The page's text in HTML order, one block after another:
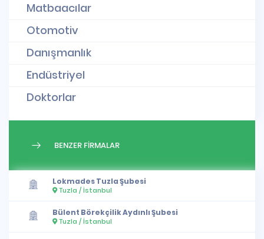
Matbaacılar
Otomotiv
Danışmanlık
Endüstriyel
Doktorlar
BENZER FİRMALAR
Lokmades Tuzla Şubesi
Tuzla / İstanbul
Bülent Börekçilik Aydınlı Şubesi
Tuzla / İstanbul